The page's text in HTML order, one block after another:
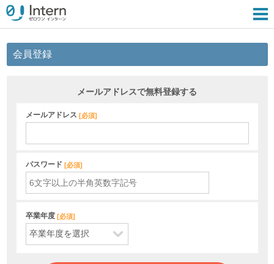
会員登録
メールアドレスで無料登録する
メールアドレス [必須]
パスワード [必須]
卒業年度 [必須]